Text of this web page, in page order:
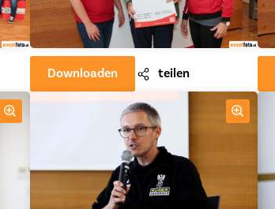
Downloaden teilen